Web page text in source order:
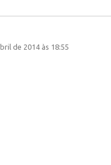
de 2014 às 18:55